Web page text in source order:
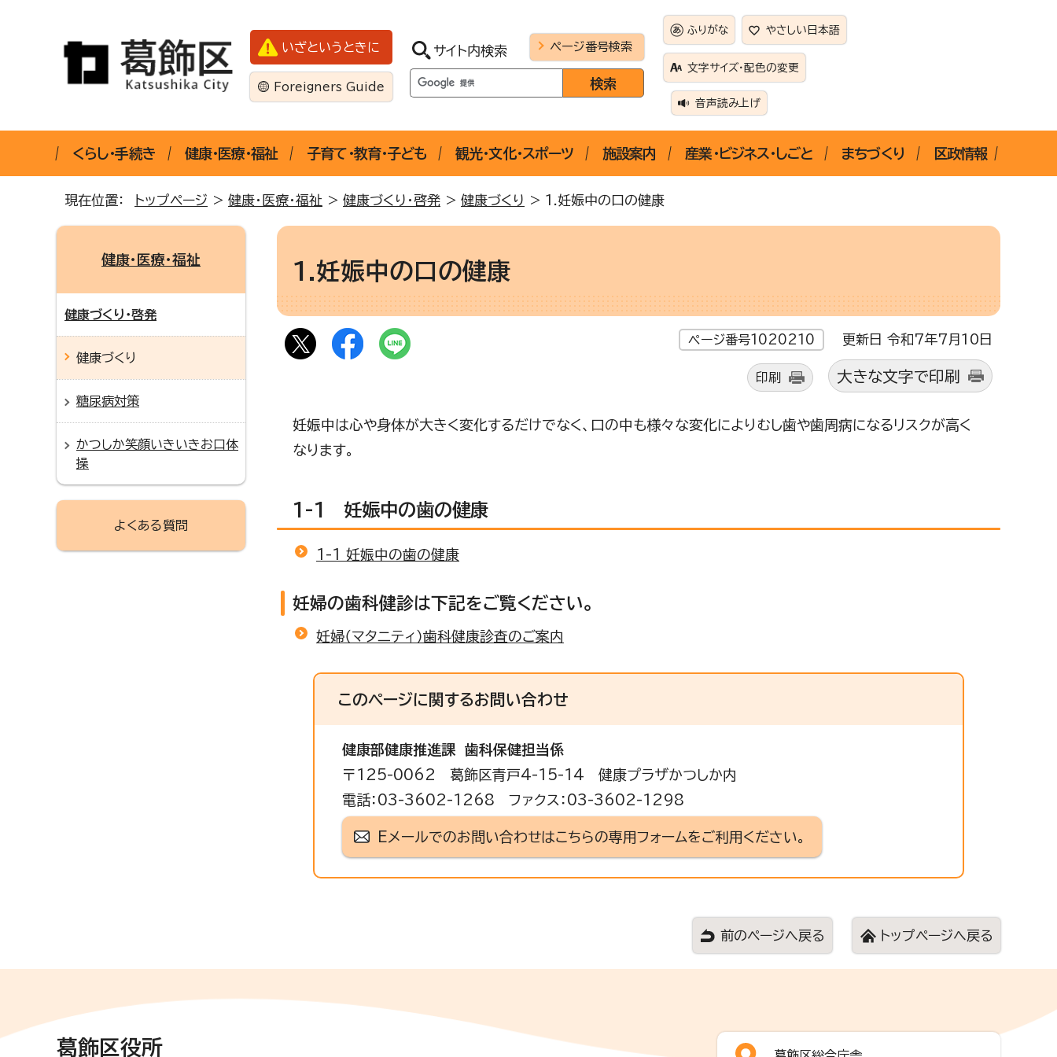
いざというときに
Foreigners Guide
サイト内検索 ページ番号検索
ふりがな やさしい日本語
文字サイズ・配色の変更
音声読み上げ
くらし・手続き 健康・医療・福祉 子育て・教育・子ども 観光・文化・スポーツ 施設案内 産業・ビジネス・しごと まちづくり 区政情報
現在位置： トップページ > 健康・医療・福祉 > 健康づくり・啓発 > 健康づくり > 1.妊娠中の口の健康
1.妊娠中の口の健康
ページ番号1020210 更新日 令和7年7月10日
印刷 大きな文字で印刷
妊娠中は心や身体が大きく変化するだけでなく、口の中も様々な変化によりむし歯や歯周病になるリスクが高く
なります。
1-1 妊娠中の歯の健康
1-1 妊娠中の歯の健康
妊婦の歯科健診は下記をご覧ください。
妊婦（マタニティ）歯科健康診査のご案内
このページに関するお問い合わせ
健康部健康推進課 歯科保健担当係
〒125-0062 葛飾区青戸4-15-14 健康プラザかつしか内
電話：03-3602-1268 ファクス：03-3602-1298
Eメールでのお問い合わせはこちらの専用フォームをご利用ください。
健康・医療・福祉
健康づくり・啓発
健康づくり
糖尿病対策
かつしか笑顔いきいきお口体
操
よくある質問
前のページへ戻る トップページへ戻る
葛飾区役所